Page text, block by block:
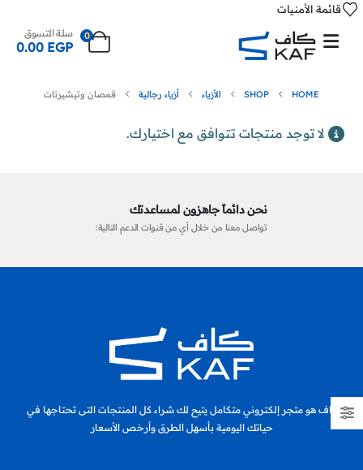
قائمة الأمنيات
0 سلة التسوق
0.00 EGP
HOME
SHOP الأزياء أزياء رجالية قمصان وتيشيرتات
لا توجد منتجات تتوافق مع اختيارك.
نحن دائماً جاهزون لمساعدتك
تواصل معنا من خلال أي من قنوات الدعم التالية:
كاف هو متجر إلكتروني متكامل يتيح لك شراء كل المنتجات التى تحتاجها في
حياتك اليومية بأسهل الطرق وأرخص الأسعار